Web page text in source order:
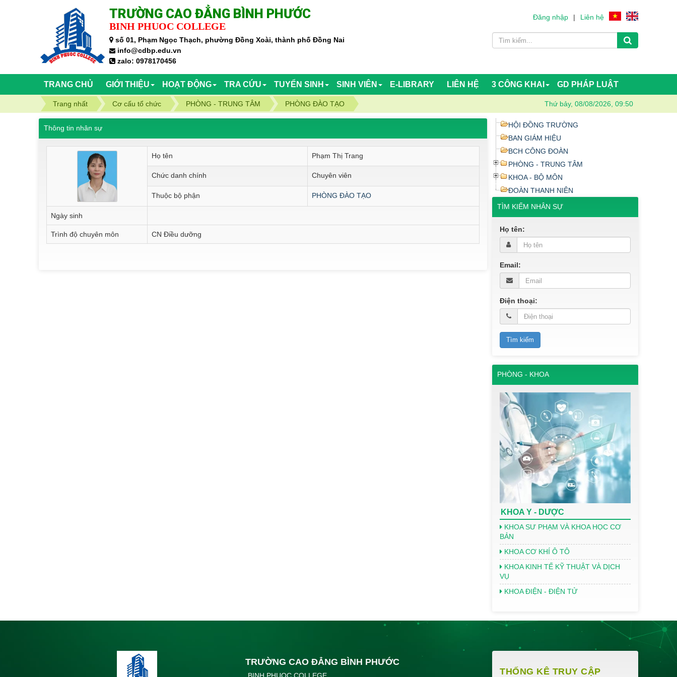
TRƯỜNG CAO ĐẲNG BÌNH PHƯỚC
BINH PHUOC COLLEGE
số 01, Phạm Ngọc Thạch, phường Đồng Xoài, thành phố Đồng Nai
info@cdbp.edu.vn
zalo: 0978170456
Đăng nhập | Liên hệ
TRANG CHỦ GIỚI THIỆU HOẠT ĐỘNG TRA CỨU TUYỂN SINH SINH VIÊN E-LIBRARY LIÊN HỆ 3 CÔNG KHAI GD PHÁP LUẬT
Trang nhất Cơ cấu tổ chức PHÒNG - TRUNG TÂM PHÒNG ĐÀO TẠO Thứ bảy, 08/08/2026, 09:50
Thông tin nhân sự
Họ tên Phạm Thị Trang
Chức danh chính Chuyên viên
Thuộc bộ phận PHÒNG ĐÀO TẠO
Ngày sinh
Trình độ chuyên môn CN Điều dưỡng
HỘI ĐỒNG TRƯỜNG
BAN GIÁM HIỆU
BCH CÔNG ĐOÀN
PHÒNG - TRUNG TÂM
KHOA - BỘ MÔN
ĐOÀN THANH NIÊN
TÌM KIẾM NHÂN SỰ
Họ tên:
Email:
Điện thoại:
PHÒNG - KHOA
KHOA Y - DƯỢC
KHOA SƯ PHẠM VÀ KHOA HỌC CƠ
BẢN
KHOA CƠ KHÍ Ô TÔ
KHOA KINH TẾ KỸ THUẬT VÀ DỊCH
VỤ
KHOA ĐIỆN - ĐIỆN TỬ
TRƯỜNG CAO ĐẲNG BÌNH PHƯỚC
THỐNG KÊ TRUY CẬP